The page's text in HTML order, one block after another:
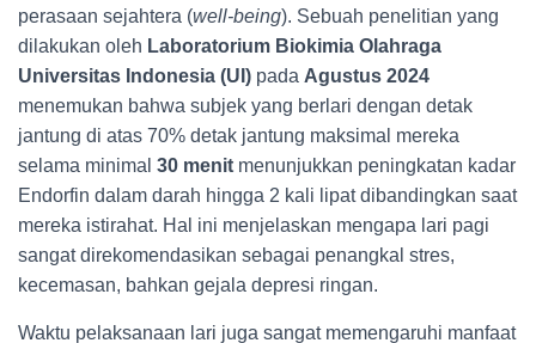
perasaan sejahtera (well-being). Sebuah penelitian yang
dilakukan oleh Laboratorium Biokimia Olahraga
Universitas Indonesia (UI) pada Agustus 2024
menemukan bahwa subjek yang berlari dengan detak
jantung di atas 70% detak jantung maksimal mereka
selama minimal 30 menit menunjukkan peningkatan kadar
Endorfin dalam darah hingga 2 kali lipat dibandingkan saat
mereka istirahat. Hal ini menjelaskan mengapa lari pagi
sangat direkomendasikan sebagai penangkal stres,
kecemasan, bahkan gejala depresi ringan.
Waktu pelaksanaan lari juga sangat memengaruhi manfaat